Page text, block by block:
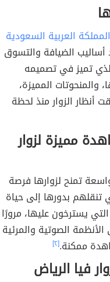
المملكة العربية السعودية
أساليب الضيافة والتسوق
تميز في تصميمه
والمنحوتات المميزة،
أنظار الزوار منذ لحظة
مميزة لزوار
تمنح لزوارها فرصة
بدورها إلى حياة
يسترخون عليها، مرورًا
الصوتية والمرئية
ممكنة.[٢]
فيا الرياض